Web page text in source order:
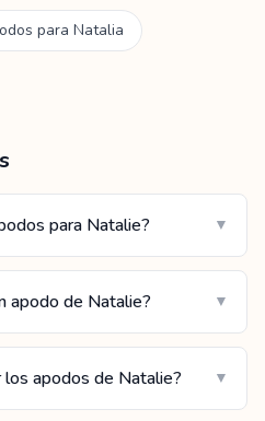
para Natalia
para Natalie? ▼
apodo de Natalie? ▼
los apodos de Natalie? ▼